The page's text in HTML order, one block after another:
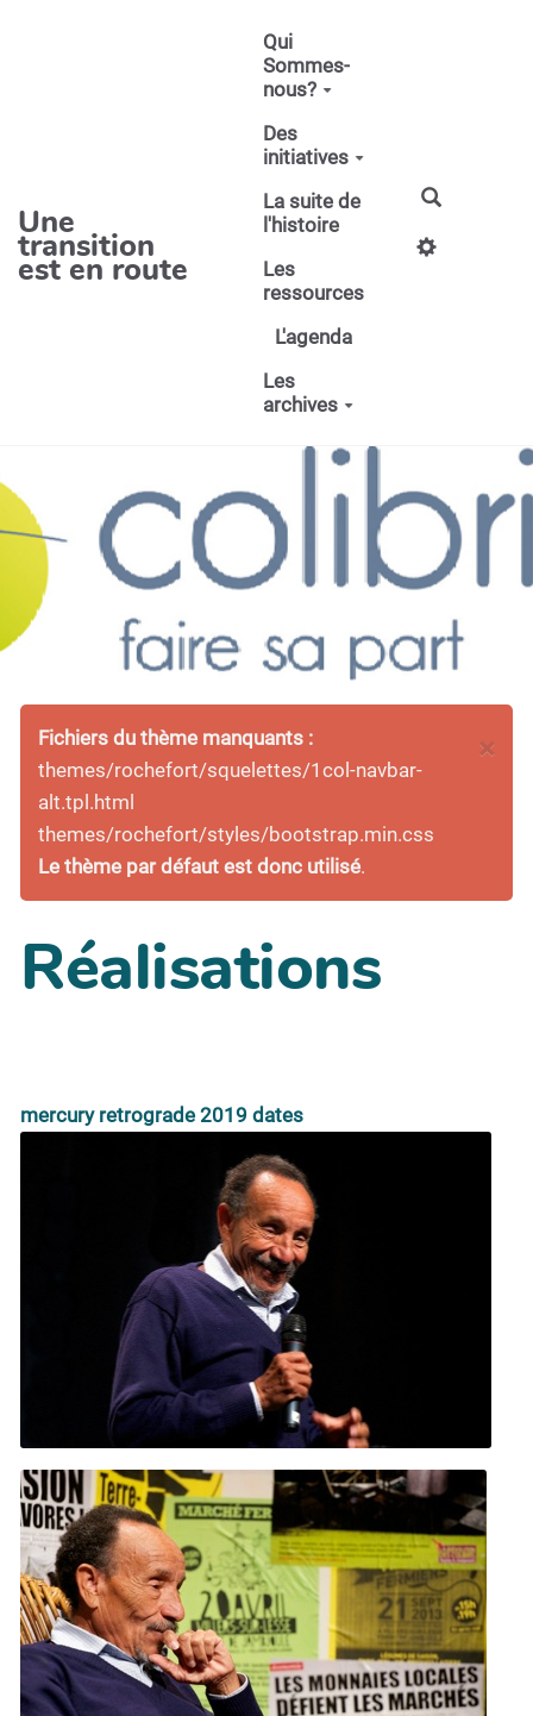
Une
transition
est en route
Qui
Sommes-
nous?
Des
initiatives
La suite de
l'histoire
Les
ressources
L'agenda
Les
archives
×
Fichiers du thème manquants :
themes/rochefort/squelettes/1col-navbar-
alt.tpl.html
themes/rochefort/styles/bootstrap.min.css
Le thème par défaut est donc utilisé.
Réalisations
mercury retrograde 2019 dates